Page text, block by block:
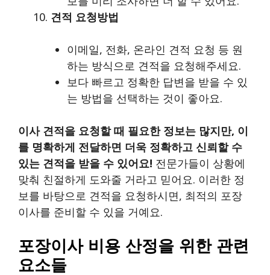
견적 요청방법
이메일, 전화, 온라인 견적 요청 등 원
하는 방식으로 견적을 요청해주세요.
보다 빠르고 정확한 답변을 받을 수 있
는 방법을 선택하는 것이 좋아요.
이사 견적을 요청할 때 필요한 정보는 많지만, 이
를 명확하게 전달하면 더욱 정확하고 신뢰할 수
있는 견적을 받을 수 있어요! 전문가들이 상황에
맞춰 친절하게 도와줄 거라고 믿어요. 이러한 정
보를 바탕으로 견적을 요청하시면, 최적의 포장
이사를 준비할 수 있을 거예요.
포장이사 비용 산정을 위한 관련
요소들